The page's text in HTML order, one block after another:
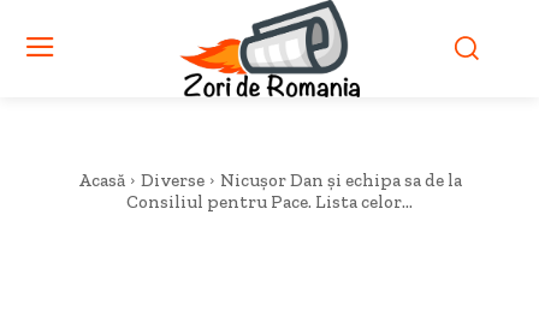
Acasă Diverse
Nicușor Dan și echipa sa de la
Consiliul pentru Pace. Lista celor...